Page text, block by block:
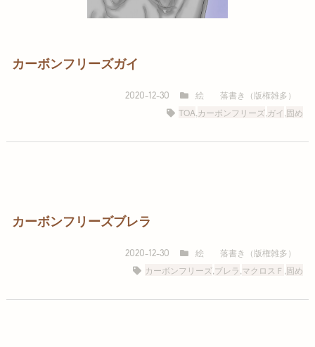
カーボンフリーズガイ
2020-12-30 絵
落書き（版権雑多）
TOA カーボンフリーズ ガイ 固め
カーボンフリーズブレラ
2020-12-30 絵
落書き（版権雑多）
カーボンフリーズ ブレラ マクロスＦ 固め